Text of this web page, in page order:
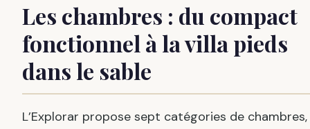
Les chambres : du compact
fonctionnel à la villa pieds
dans le sable
L’Explorar propose sept catégories de